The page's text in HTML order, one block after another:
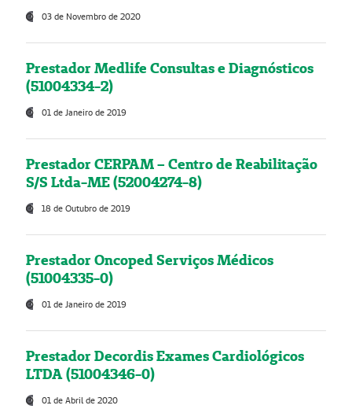
03 de Novembro de 2020
Prestador Medlife Consultas e Diagnósticos
(51004334-2)
01 de Janeiro de 2019
Prestador CERPAM – Centro de Reabilitação
S/S Ltda-ME (52004274-8)
18 de Outubro de 2019
Prestador Oncoped Serviços Médicos
(51004335-0)
01 de Janeiro de 2019
Prestador Decordis Exames Cardiológicos
LTDA (51004346-0)
01 de Abril de 2020